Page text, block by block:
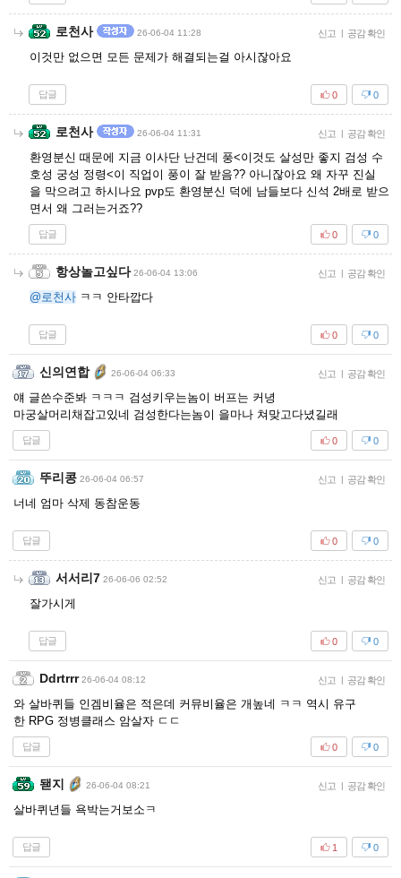
로천사 26-06-04 11:28 신고 | 공감 확인
이것만 없으면 모든 문제가 해결되는걸 아시잖아요
답글 0
0
로천사 26-06-04 11:31 신고 | 공감 확인
환영분신 때문에 지금 이사단 난건데 풍<이것도 살성만 좋지 검성 수
호성 궁성 정령<이 직업이 풍이 잘 받음?? 아니잖아요 왜 자꾸 진실
을 막으려고 하시나요 pvp도 환영분신 덕에 남들보다 신석 2배로 받으
면서 왜 그러는거죠??
답글 0
0
항상놀고싶다 26-06-04 13:06 신고 | 공감 확인
@로천사 ㅋㅋ 안타깝다
답글 0
0
신의연합 26-06-04 06:33 신고 | 공감 확인
얘 글쓴수준봐 ㅋㅋㅋ 검성키우는놈이 버프는 커녕
마궁살머리채잡고있네 검성한다는놈이 을마나 쳐맞고다녔길래
답글 0
0
뚜리콩 26-06-04 06:57 신고 | 공감 확인
너네 엄마 삭제 동참운동
답글 0
0
서서리7 26-06-06 02:52 신고 | 공감 확인
잘가시게
답글 0
0
Ddrtrrr 26-06-04 08:12 신고 | 공감 확인
와 살바퀴들 인겜비율은 적은데 커뮤비율은 개높네 ㅋㅋ 역시 유구
한 RPG 정병클래스 암살자 ㄷㄷ
답글 0
0
됃지 26-06-04 08:21 신고 | 공감 확인
살바퀴년들 욕박는거보소ㅋ
답글 0
1